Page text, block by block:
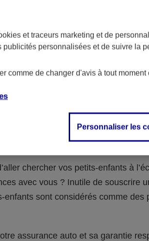
?
de la personne désignée comme
vous auriez souscrite pour votre famille.
avez un accident de
chercher vos petits-enfants à
avec vous ? Inutile de souscrire
enfants sont considérés comme des
assurance auto et sa garantie
et traceurs marketing et de
personnalisées et de suivre la
comme de changer d'avis à tout moment
Personnaliser les